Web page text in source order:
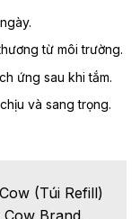
từ môi trường.
ứng sau khi tắm.
và sang trọng.
(Túi Refill)
Brand,